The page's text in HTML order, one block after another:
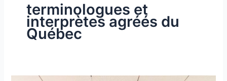
terminologues et
interprètes agréés du
Québec